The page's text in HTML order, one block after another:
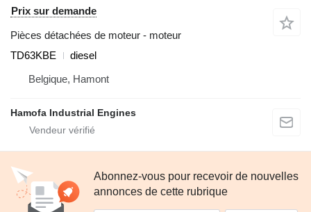
Prix sur demande
Pièces détachées de moteur - moteur
TD63KBE
diesel
Belgique, Hamont
Hamofa Industrial Engines
Abonnez-vous pour recevoir de nouvelles
annonces de cette rubrique